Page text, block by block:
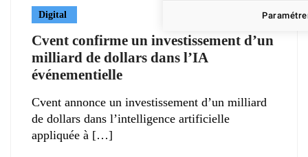
Digital
Cvent confirme un investissement d’un
milliard de dollars dans l’IA
événementielle
Cvent annonce un investissement d’un milliard
de dollars dans l’intelligence artificielle
appliquée à